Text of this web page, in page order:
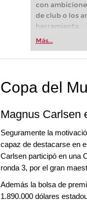
con
de club o los
herramienta.
Más...
Copa del
Magnus Carlsen
Seguramente la
capaz de destacarse en
Carlsen participó en una
ronda 3, por el gran
Además la bolsa de
1.890.000 dólares